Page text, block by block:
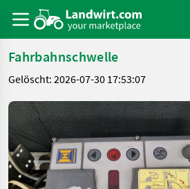
Fahrbahnschwelle
Gelöscht: 2026-07-30 17:53:07